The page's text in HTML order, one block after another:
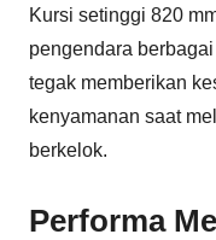
Kursi setinggi 820
pengendara
tegak memberikan
kenyamanan saat
berkelok.
Performa